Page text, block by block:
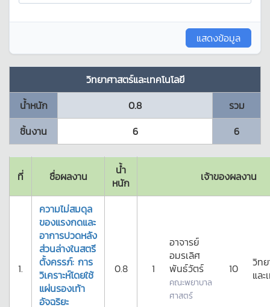
แสดงข้อมูล
วิทยาศาสตร์และเทคโนโลยี
น้ำหนัก
0.8
รวม
ชิ้นงาน
6 6
ที่ ชื่อผลงาน
น้ำ
หนัก
เจ้าของผลงาน
1.
ความไม่สมดุล
ของแรงกดและ
อาการปวดหลัง
ส่วนล่างในสตรี
ตั้งครรภ์: การ
วิเคราะห์โดยใช้
แผ่นรองเท้า
อัจฉริยะ
0.8 1
อาจารย์
อมรเลิศ
พันธ์วัตร์
คณะพยาบาล
ศาสตร์
10
วิท
และ